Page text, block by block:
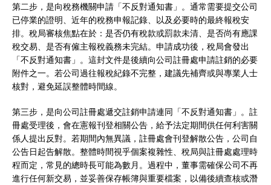
第二步，是向稅務機關申請「不反對通知書」。通常需要提交公司
已停業的證明、近年的稅務申報記錄、以及必要時的最終報稅安
排。稅局審核焦點在於：是否仍有稅款或罰款未清、是否尚有應課
稅交易、是否有僱主報稅義務未完結。申請成功後，稅局會發出
「不反對通知書」。這封文件是後續向公司註冊處申請註銷的必要
附件之一。若公司過往報稅紀錄不完整，建議先補齊或與專業人士
核對，避免延誤整體時間線。
第三步，是向公司註冊處遞交註銷申請連同「不反對通知書」。註
冊處受理後，會在憲報刊登相關公告，給予法定期間供任何利害關
係人提出反對。若期間內無異議，註冊處會刊登解散公告，公司自
公告日起告解散。整體時間視乎個案複雜性、稅局與註冊處處理時
程而定，常見的總時長可能為數月。過程中，董事需確保公司不再
進行任何新交易，並妥善保存帳簿與重要檔案，以備後續查核或潛